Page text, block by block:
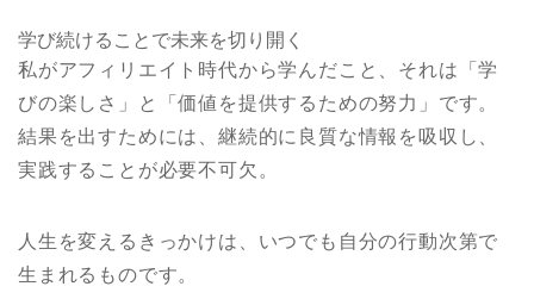
学び続けることで未来を切り開く
私がアフィリエイト時代から学んだこと、それは「学
びの楽しさ」と「価値を提供するための努力」です。
結果を出すためには、継続的に良質な情報を吸収し、
実践することが必要不可欠。
人生を変えるきっかけは、いつでも自分の行動次第で
生まれるものです。